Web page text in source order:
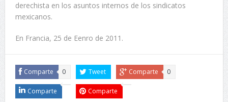
derechista en los asuntos internos de los sindicatos
mexicanos.
En Francia, 25 de Eenro de 2011.
Comparte 0 Tweet Comparte 0
Comparte Comparte